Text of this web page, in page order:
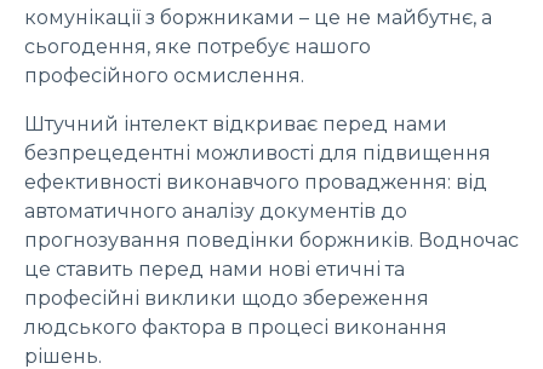
комунікації з боржниками – це не майбутнє, а
сьогодення, яке потребує нашого
професійного осмислення.
Штучний інтелект відкриває перед нами
безпрецедентні можливості для підвищення
ефективності виконавчого провадження: від
автоматичного аналізу документів до
прогнозування поведінки боржників. Водночас
це ставить перед нами нові етичні та
професійні виклики щодо збереження
людського фактора в процесі виконання
рішень.